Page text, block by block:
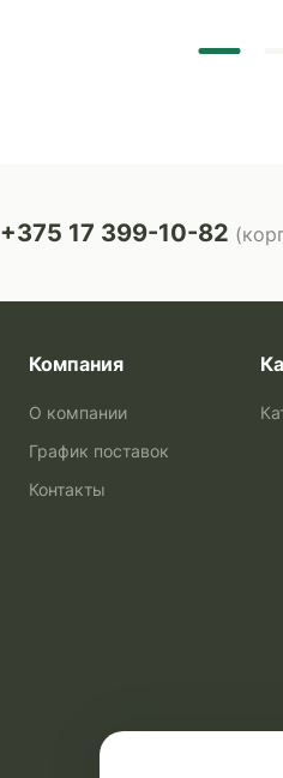
+375 17 399-10-82
Компания
О компании
График поставок
Контакты